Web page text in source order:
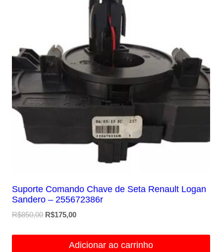
Suporte Comando Chave de Seta Renault Logan
Sandero – 255672386r
R$850,00 O
R$175,00O
é:
Adicionar ao carrinho